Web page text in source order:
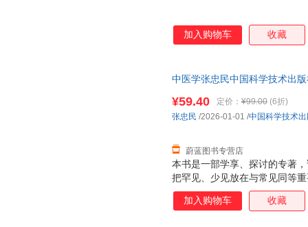
加入购物车 收藏
中医学张忠民中国科学技术出
本书是一部学享、探讨的专著
把罕见、少见放在与常见同等
患者而言是不幸，需要救服务
求是没有罕见少见与常见多发
¥59.40 定价： ¥99.00 (6折)
蔚蓝图书专营店
张忠民 /2026-01-01 /中国科学技术
加入购物车 收藏